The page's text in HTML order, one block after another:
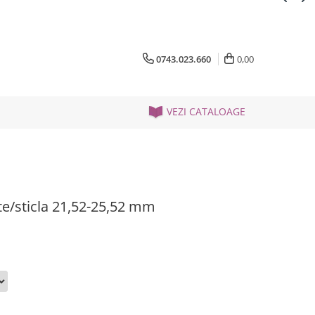
0743.023.660 0,00
VEZI CATALOAGE
sticla 21,52-25,52 mm